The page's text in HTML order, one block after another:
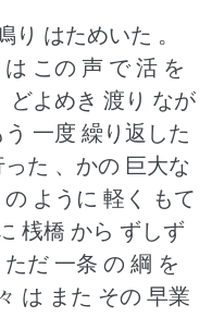
はためいた 。
この 声 で 活 を
どよめき 渡り なが
一度 繰り返した
た 、かの 巨大な
ように 軽く もて
桟橋 から ずしず
だ 一条 の 綱 を
は また その 早業